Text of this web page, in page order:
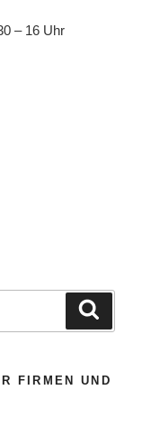
– 16 Uhr
FIRMEN UND